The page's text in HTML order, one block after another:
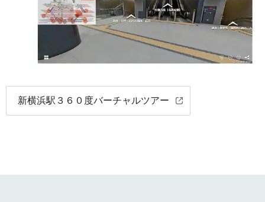
新横浜駅３６０度バーチャルツアー